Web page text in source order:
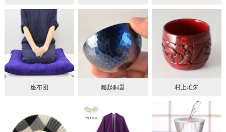
座布団 鎚起銅器 村上堆朱